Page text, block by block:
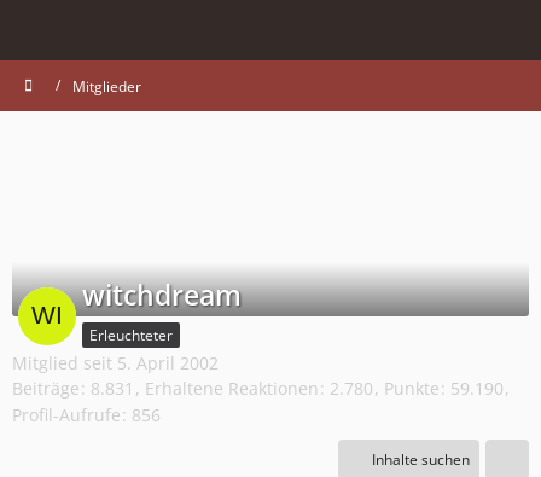
Mitglieder
witchdream
Erleuchteter
Mitglied seit 5. April 2002
Beiträge 8.831 Erhaltene Reaktionen 2.780 Punkte 59.190
Profil-Aufrufe 856
Inhalte suchen